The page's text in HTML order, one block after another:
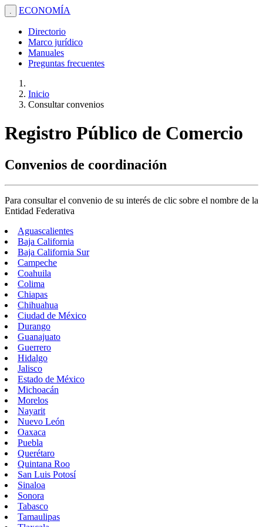
. ECONOMÍA
Directorio
Marco jurídico
Manuales
Preguntas frecuentes
Inicio
Consultar convenios
Registro Público de Comercio
Convenios de coordinación
Para consultar el convenio de su interés de clic sobre el nombre de la
Entidad Federativa
Aguascalientes
Baja California
Baja California Sur
Campeche
Coahuila
Colima
Chiapas
Chihuahua
Ciudad de México
Durango
Guanajuato
Guerrero
Hidalgo
Jalisco
Estado de México
Michoacán
Morelos
Nayarit
Nuevo León
Oaxaca
Puebla
Querétaro
Quintana Roo
San Luis Potosí
Sinaloa
Sonora
Tabasco
Tamaulipas